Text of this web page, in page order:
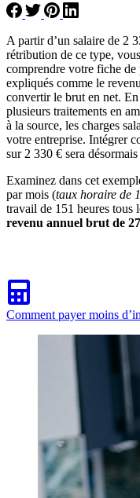
A partir d’un salaire de 2
rétribution de ce type,
comprendre votre fiche
expliqués comme le
convertir le brut en net.
plusieurs traitements en
à la source, les charges
votre entreprise. Intégrer
sur 2 330 € sera désormais
Examinez dans cet
par mois (taux horaire de
travail de 151 heures tous
revenu annuel brut de
Comment payer moins